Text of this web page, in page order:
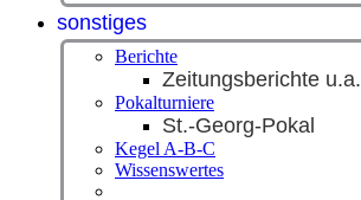
sonstiges
Berichte
Zeitungsberichte u.a.
Pokalturniere
St.-Georg-Pokal
Kegel A-B-C
Wissenswertes